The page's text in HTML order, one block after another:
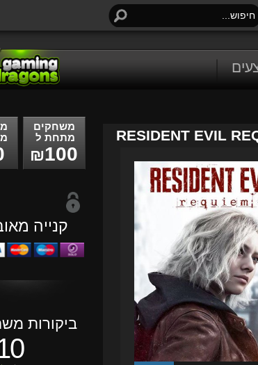
משחקים
מתחת ל
₪100
קנייה
ביקורות
RESIDENT EVIL